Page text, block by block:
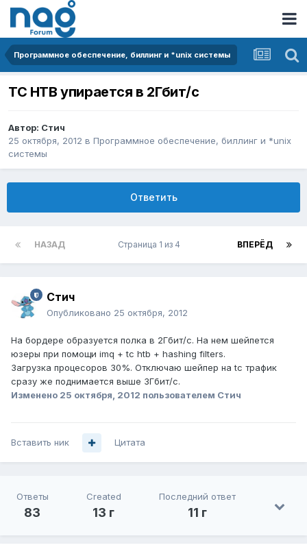
Программное обеспечение, биллинг и *unix системы
TC HTB упирается в 2Гбит/c
Автор: Стич
25 октября, 2012 в Программное обеспечение, биллинг и *unix
системы
Ответить
НАЗАД ВПЕРЁД
Страница 1 из 4
Стич
Опубликовано 25 октября, 2012
На бордере образуется полка в 2Гбит/c. На нем шейпется
юзеры при помощи imq + tc htb + hashing filters.
Загрузка процесоров 30%. Отключаю шейпер на tc трафик
сразу же поднимается выше 3Гбит/c.
Изменено 25 октября, 2012 пользователем Стич
Вставить ник Цитата
Ответы
83
Created
13 г
Последний ответ
11 г